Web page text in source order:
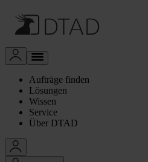
Aufträge finden
Lösungen
Wissen
Service
Über DTAD